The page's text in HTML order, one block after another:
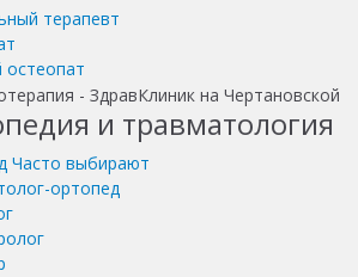
терапевт
остеопат
и травматология
Часто выбирают
ортопед